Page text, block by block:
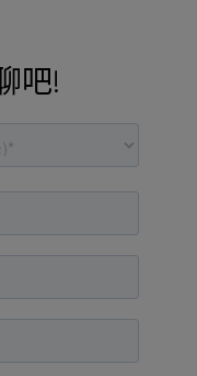
吧!